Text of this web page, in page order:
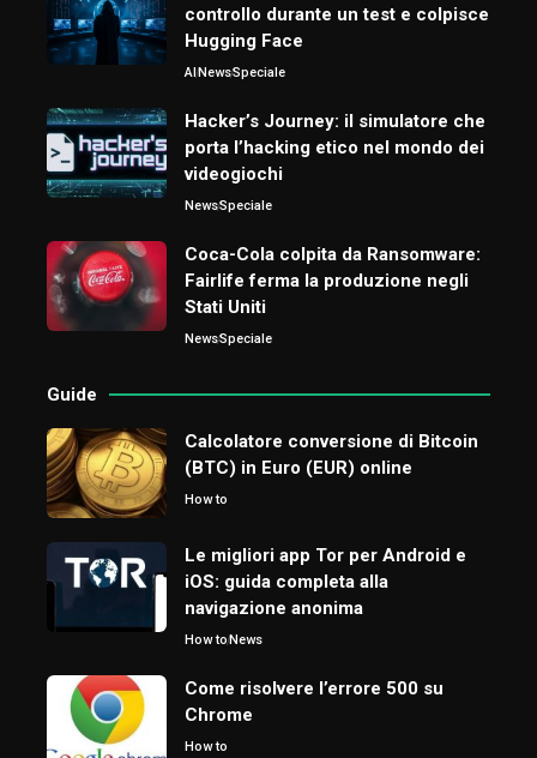
controllo durante un test e colpisce
Hugging Face
AINewsSpeciale
Hacker’s Journey: il simulatore che
porta l’hacking etico nel mondo dei
videogiochi
NewsSpeciale
Coca-Cola colpita da Ransomware:
Fairlife ferma la produzione negli
Stati Uniti
NewsSpeciale
Guide
Calcolatore conversione di Bitcoin
(BTC) in Euro (EUR) online
How to
Le migliori app Tor per Android e
iOS: guida completa alla
navigazione anonima
How toNews
Come risolvere l’errore 500 su
Chrome
How to